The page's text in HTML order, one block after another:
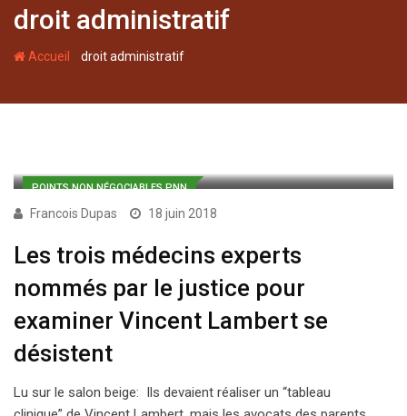
droit administratif
Accueil -droit administratif
POINTS NON NÉGOCIABLES PNN
Francois Dupas 18 juin 2018
Les trois médecins experts
nommés par le justice pour
examiner Vincent Lambert se
désistent
Lu sur le salon beige: Ils devaient réaliser un “tableau